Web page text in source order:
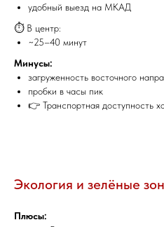
удобный выезд на МКАД
⏱️ В центр:
~25–40 минут
Минусы:
загруженность восточного
пробки в часы пик
👉 Транспортная доступность
Экология и зелёные
Плюсы: